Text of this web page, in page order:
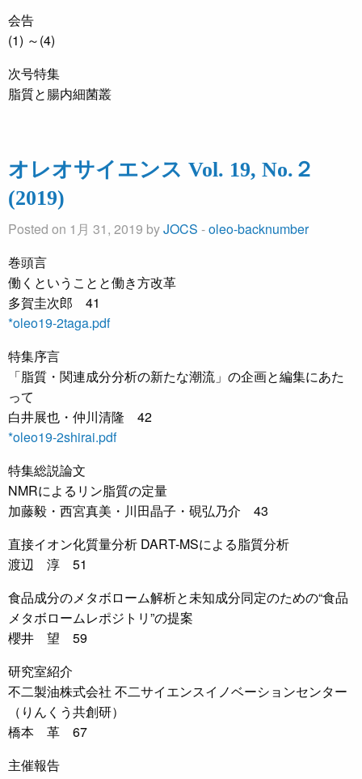
会告
(1) ～(4)
次号特集
脂質と腸内細菌叢
オレオサイエンス Vol. 19, No.２
(2019)
Posted on 1月 31, 2019 byJOCS -oleo-backnumber
巻頭言
働くということと働き方改革
多賀圭次郎 41
*oleo19-2taga.pdf
特集序言
「脂質・関連成分分析の新たな潮流」の企画と編集にあた
って
白井展也・仲川清隆 42
*oleo19-2shirai.pdf
特集総説論文
NMRによるリン脂質の定量
加藤毅・西宮真美・川田晶子・硯弘乃介 43
直接イオン化質量分析 DART-MSによる脂質分析
渡辺 淳 51
食品成分のメタボローム解析と未知成分同定のための“食品
メタボロームレポジトリ”の提案
櫻井 望 59
研究室紹介
不二製油株式会社 不二サイエンスイノベーションセンター
（りんくう共創研）
橋本 革 67
主催報告